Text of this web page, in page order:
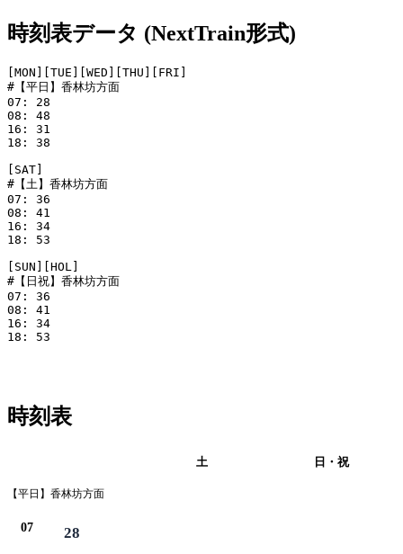
時刻表データ (NextTrain形式)
[MON][TUE][WED][THU][FRI]
#【平日】香林坊方面
07: 28
08: 48
16: 31
18: 38
[SAT]
#【土】香林坊方面
07: 36
08: 41
16: 34
18: 53
[SUN][HOL]
#【日祝】香林坊方面
07: 36
08: 41
16: 34
18: 53
時刻表
土 日・祝
【平日】香林坊方面
07 28